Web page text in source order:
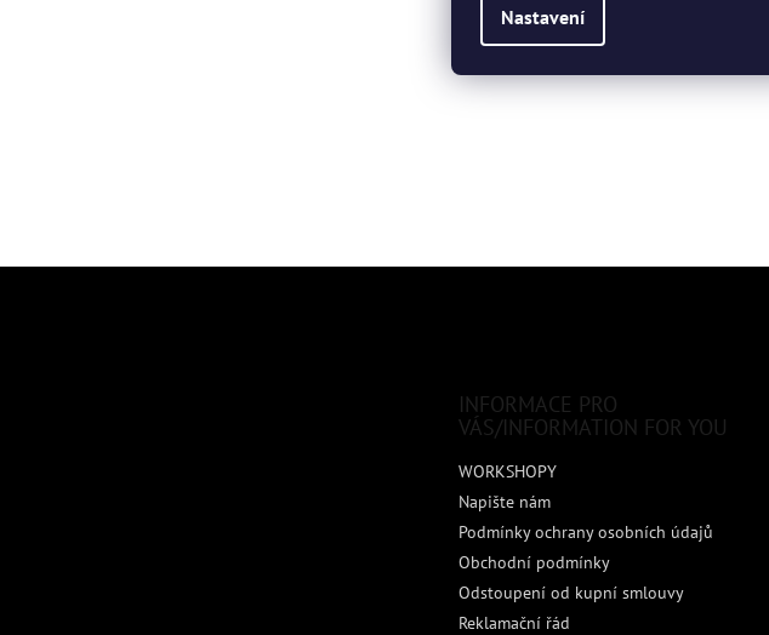
Nastavení
INFORMACE PRO
VÁS/INFORMATION FOR YOU
WORKSHOPY
Napište nám
Podmínky ochrany osobních údajů
Obchodní podmínky
Odstoupení od kupní smlouvy
Reklamační řád